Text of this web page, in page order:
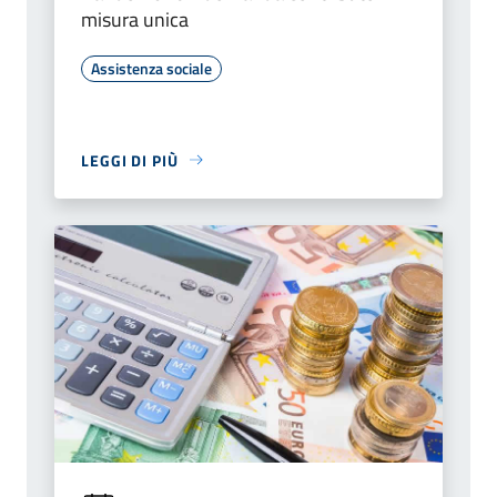
misura unica
Assistenza sociale
LEGGI DI PIÙ